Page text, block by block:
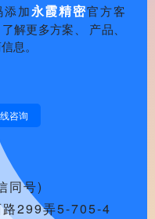
添加永霞精密官方客
解更多方案、 产品、
息。
咨询
同号)
路299弄5-705-4